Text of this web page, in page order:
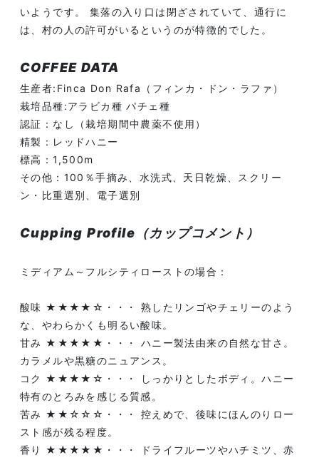
いようです。 集落の入り口は閉ざされていて、通行に
は、村の人の許可がいるというのが特徴的でした。
COFFEE DATA
生産者:Finca Don Rafa（フィンカ・ドン・ラファ）
栽培品種:アラビカ種 パチェ種
認証：なし（栽培期間中農薬不使用）
精製：レッドハニー
標高：1,500m
その他：100％手摘み、水洗式、天日乾燥、スクリー
ン・比重選別、電子選別
Cupping Profile（カップコメント）
ミディアム～フルシティローストの場合：
酸味 ★★★★☆・・・ 熟したリンゴやチェリーのよう
な、やわらかくも明るい酸味。
甘み ★★★★★・・・ ハニー製法由来の自然な甘さ。
カラメルや黒糖のニュアンス。
コク ★★★★☆・・・ しっかりとしたボディ。ハニー
特有のとろみを感じる質感。
苦み ★★☆☆☆・・・ 控えめで、後味にほんのりロー
スト感が残る程度。
香り ★★★★★・・・ ドライフルーツやハチミツ、赤